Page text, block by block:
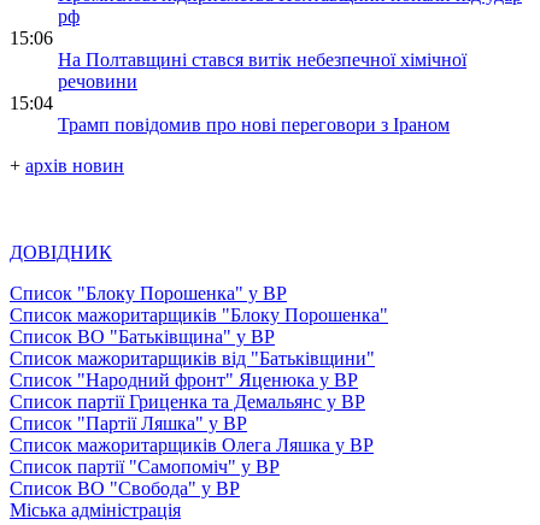
рф
15:06
На Полтавщині стався витік небезпечної хімічної
речовини
15:04
Трамп повідомив про нові переговори з Іраном
+ архів новин
ДОВІДНИК
Список "Блоку Порошенка" у ВР
Список мажоритарщиків "Блоку Порошенка"
Список ВО "Батьківщина" у ВР
Список мажоритарщиків від "Батьківщини"
Список "Народний фронт" Яценюка у ВР
Список партії Гриценка та Демальянс у ВР
Список "Партії Ляшка" у ВР
Список мажоритарщиків Олега Ляшка у ВР
Список партії "Самопоміч" у ВР
Список ВО "Свобода" у ВР
Міська адміністрація